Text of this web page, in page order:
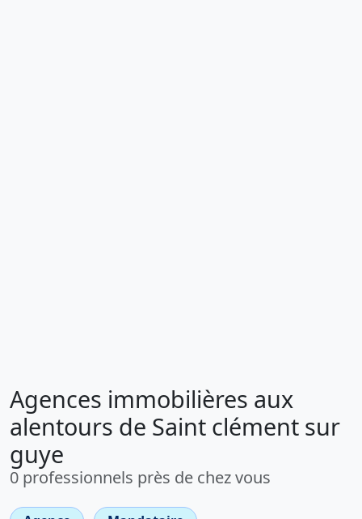
Agences immobilières aux
alentours de Saint clément sur
guye
0 professionnels près de chez vous